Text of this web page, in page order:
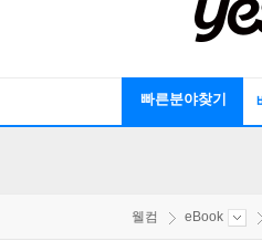
빠른분야찾기
웰컴 eBook